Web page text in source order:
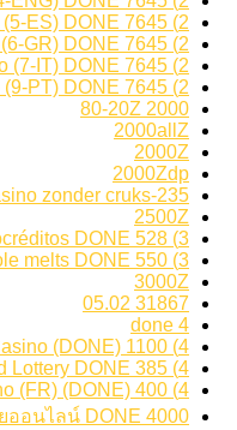
2) 7645 links Mix Casino (5-ES) DONE
2) 7645 links Mix Casino (6-GR) DONE
2) 7645 links Mix Casino (7-IT) DONE
2) 7645 links Mix Casino (9-PT) DONE
2000 80-20Z
2000allZ
2000Z
2000Zdp
235-beste casino zonder cruks
2500Z
3) 528 links Spain Microcréditos DONE
3) 550 links English whole melts DONE
3000Z
31867 05.02
4 done
4) 1100 links Indonesia Casino (DONE)
4) 385 links Thailand Lottery DONE
4) 400 links France Casino (FR) (DONE)
4000 links Thai หวยออนไลน์ DONE